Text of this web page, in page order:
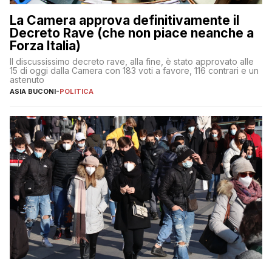
La Camera approva definitivamente il
Decreto Rave (che non piace neanche a
Forza Italia)
Il discussissimo decreto rave, alla fine, è stato approvato alle
15 di oggi dalla Camera con 183 voti a favore, 116 contrari e un
astenuto
ASIA BUCONI-POLITICA